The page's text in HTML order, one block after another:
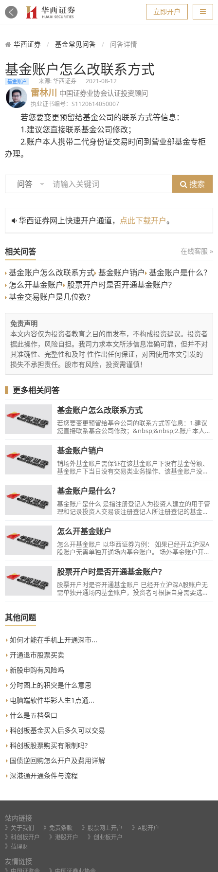
导航
立即开户
华西证券 基金常见问答 问答详情
基金账户怎么改联系方式
基金账户 来源: 华西证券 2021-08-12
雷林川 中国证券业协会认证投资顾问
执业证书编号：S1120614050007
若您要变更预留给基金公司的联系方式等信息：
1.建议您直接联系基金公司修改；
2.账户本人携带二代身份证交易时间到营业部基金专柜
办理。
问答 搜索
华西证券网上快速开户通道， 点此下载开户。
相关问答 在线客服 »
基金账户怎么改联系方式 基金账户销户 基金账户是什么？
怎么开基金账户 股票开户时是否开通基金账户?
基金交易账户是几位数？
免责声明
本文内容仅为投资者教育之目的而发布，不构成投资建议。投资者
据此操作，风险自担。我司力求本文所涉信息准确可靠，但并不对
其准确性、完整性和及时 性作出任何保证，对因使用本文引发的
损失不承担责任。股市有风险，投资需谨慎！
▍ 更多相关问答
基金账户怎么改联系方式
若您要变更预留给基金公司的联系方式等信息：1.建议
您直接联系基金公司修改；&nbsp;&nbsp;2.账户本人携
基金账户销户
销场外基金账户需保证在该基金账户下没有基金份额、
基金账户下当日没有交易类业务操作、该基金账户没有
正常的情况下，由账户本人携带有效的二代身份证在交
易时间内前往开户营业部柜台办理。T日办理，T+2日由
基金公司确定销户是否成功。【温馨提示】：若只销我
司开立的基金账户，在其他公司仍可交易，则只保证在
我司没有以上情况即可。
基金账户是什么？
基金账户是什么 是指注册登记人为投资人建立的用于管
理和记录投资人交易该注册登记人所注册登记的基金种
怎么开基金账户
怎么开基金账户 以华西证券为例： 如果已经开立沪深A
股账户无需单独开通场内基金账户。 场外基金账户开户
金】—【基金开户】—选择需开户的基金公司—点击
【确定】，根据提示操作即可。
股票开户时是否开通基金账户?
股票开户时是否开通基金账户 已经开立沪深A股账户无
需单独开通场内基金账户，投资者可根据自身需要选择
其他问题
如何才能在手机上开通深市...
开通退市股票买卖
新股申购有风险吗
分时图上的积突是什么意思
电脑端软件华彩人生1点通...
什么是五档盘口
科创板基金买入后多久可以交易
科创板股票购买有限制吗?
国债逆回购怎么开户及费用详解
深港通开通条件与流程
站内链接
》关于我们 》免责条款 》股票网上开户
》A股开户
》科创板开户
》港股开户
》创业板开户
》益理财
友情链接